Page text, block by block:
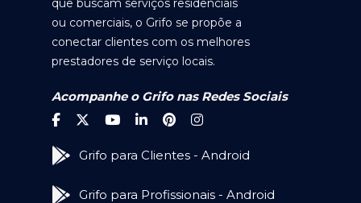
que buscam serviços residenciais
ou comerciais, o Grifo se propõe a
conectar clientes com os melhores
prestadores de serviço locais.
Acompanhe o Grifo nas Redes Sociais
Grifo para Clientes - Android
Grifo para Profissionais - Android